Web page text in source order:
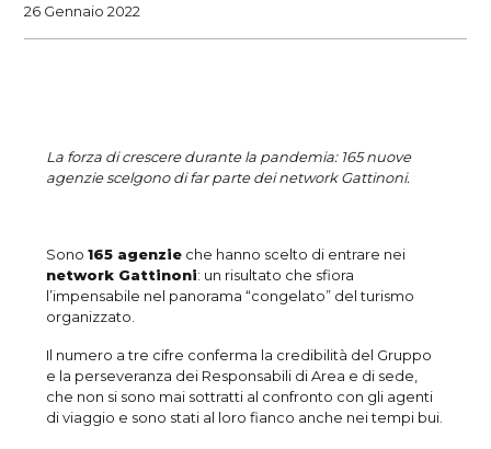
26 Gennaio 2022
La forza di crescere durante la pandemia: 165 nuove
agenzie scelgono di far parte dei network Gattinoni.
Sono165 agenzie che hanno scelto di entrare nei
network Gattinoni: un risultato che sfiora
l’impensabile nel panorama “congelato” del turismo
organizzato.
Il numero a tre cifre conferma la credibilità del Gruppo
e la perseveranza dei Responsabili di Area e di sede,
che non si sono mai sottratti al confronto con gli agenti
di viaggio e sono stati al loro fianco anche nei tempi bui.